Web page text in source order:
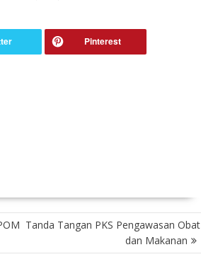
Tanda Tangan PKS Pengawasan Obat
dan Makanan